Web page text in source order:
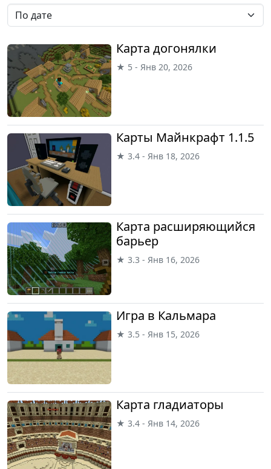
Карта догонялки
★ 5 - Янв 20, 2026
Карты Майнкрафт 1.1.5
★ 3.4 - Янв 18, 2026
Карта расширяющийся
барьер
★ 3.3 - Янв 16, 2026
Игра в Кальмара
★ 3.5 - Янв 15, 2026
Карта гладиаторы
★ 3.4 - Янв 14, 2026